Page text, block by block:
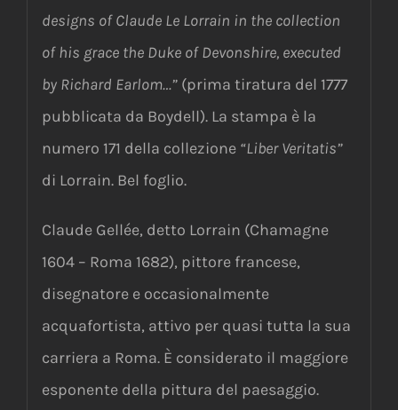
designs of Claude Le Lorrain in the collection
of his grace the Duke of Devonshire, executed
by Richard Earlom…”(prima tiratura del 1777
pubblicata da Boydell). La stampa è la
numero 171 della collezione “Liber Veritatis”
di Lorrain. Bel foglio.
Claude Gellée, detto Lorrain (Chamagne
1604 – Roma 1682), pittore francese,
disegnatore e occasionalmente
acquafortista, attivo per quasi tutta la sua
carriera a Roma. È considerato il maggiore
esponente della pittura del paesaggio.